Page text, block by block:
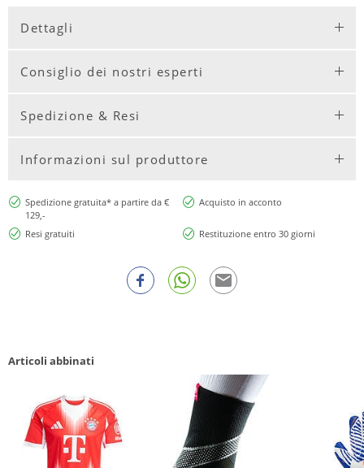
Dettagli
Consiglio dei nostri esperti
Spedizione & Resi
Informazioni sul produttore
Spedizione gratuita* a partire da €
129,-
Acquisto in acconto
Resi gratuiti Restituzione entro 30 giorni
Articoli abbinati